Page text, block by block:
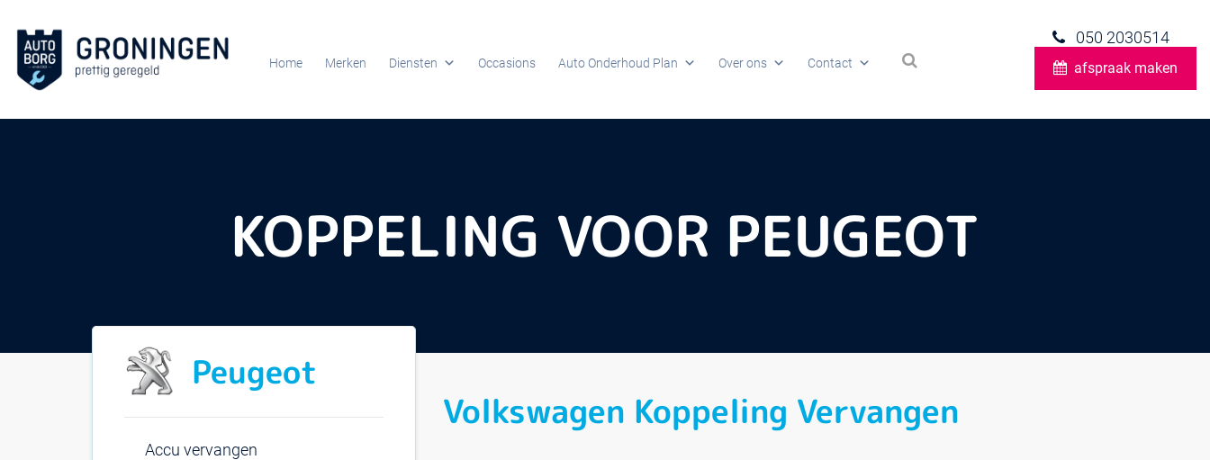
Home Merken Diensten Occasions Auto Onderhoud Plan Over ons Contact
050 2030514
afspraak maken
KOPPELING VOOR PEUGEOT
Peugeot
Accu vervangen
Volkswagen Koppeling Vervangen